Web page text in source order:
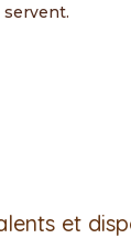
servent.
et